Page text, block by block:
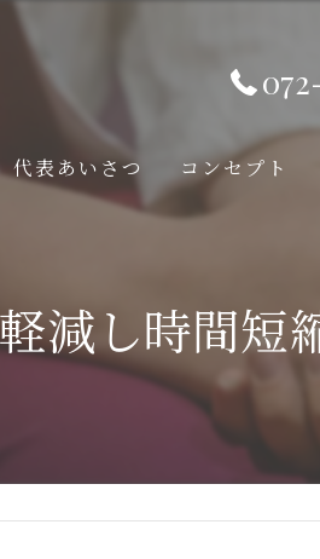
代表あいさつ コンセプト
減し時間短